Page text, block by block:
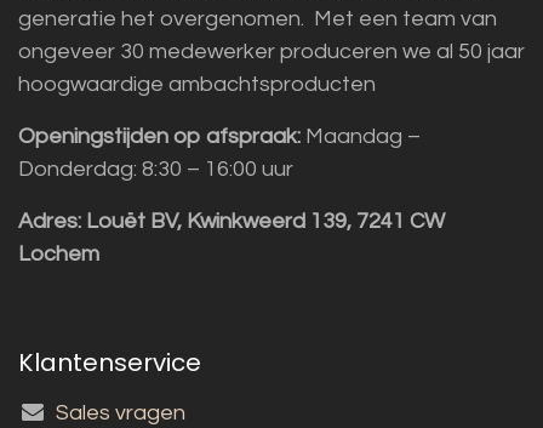
generatie het overgenomen. Met een team van
ongeveer 30 medewerker produceren we al 50 jaar
hoogwaardige ambachtsproducten
Openingstijden op afspraak: Maandag –
Donderdag: 8:30 – 16:00 uur
Adres: Louët BV, Kwinkweerd 139, 7241 CW
Lochem
Klantenservice
Sales vragen